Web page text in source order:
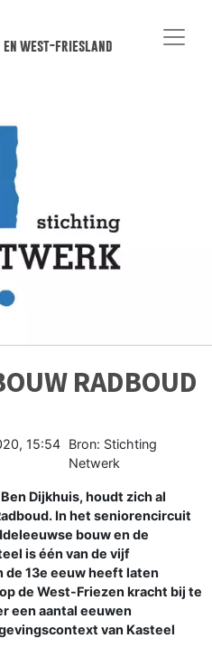
en west-friesland
RADBOUD
15:54 Bron: Stichting
Netwerk
Dijkhuis, houdt zich al
In het seniorencircuit
bouw en de
is één van de vijf
de 13e eeuw heeft laten
de West-Friezen kracht bij te
een aantal eeuwen
van Kasteel